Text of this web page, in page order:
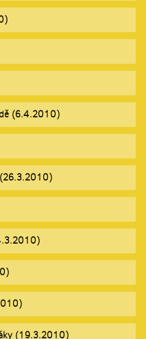
(6.4.2010)
(19.3.2010)